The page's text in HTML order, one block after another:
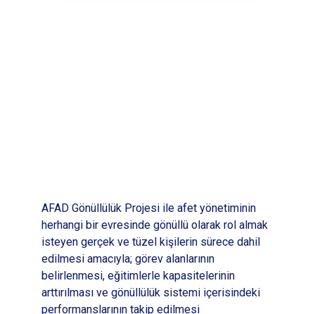
AFAD Gönüllülük Projesi ile afet yönetiminin
herhangi bir evresinde gönüllü olarak rol almak
isteyen gerçek ve tüzel kişilerin sürece dahil
edilmesi amacıyla; görev alanlarının
belirlenmesi, eğitimlerle kapasitelerinin
arttırılması ve gönüllülük sistemi içerisindeki
performanslarının takip edilmesi